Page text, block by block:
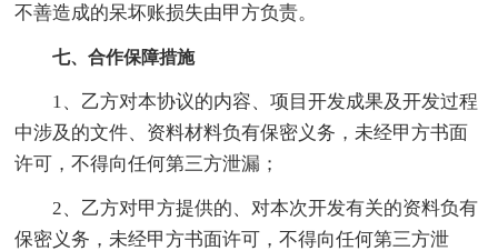
不善造成的呆坏账损失由甲方负责。
七、合作保障措施
1、乙方对本协议的内容、项目开发成果及开发过程
中涉及的文件、资料材料负有保密义务，未经甲方书面
许可，不得向任何第三方泄漏；
2、乙方对甲方提供的、对本次开发有关的资料负有
保密义务，未经甲方书面许可，不得向任何第三方泄